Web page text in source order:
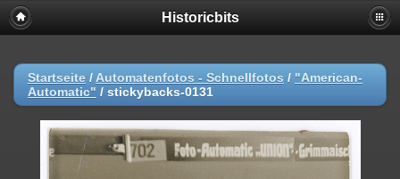
Historicbits
Startseite / Automatenfotos - Schnellfotos / "American-
Automatic" / stickybacks-0131